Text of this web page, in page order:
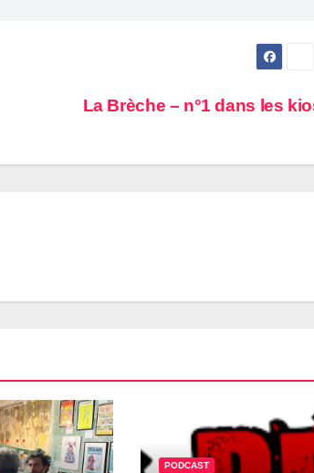
La Brèche – n°1 dans les
PODCAST